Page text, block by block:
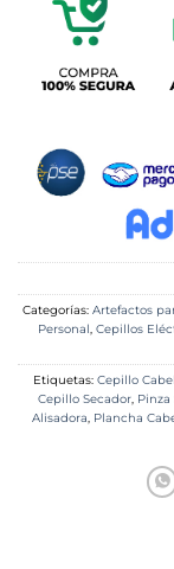
Categorías: Artefactos
Personal, Cepillos
Etiquetas: Cepillo
Cepillo Secador, Pinza
Alisadora, Plancha